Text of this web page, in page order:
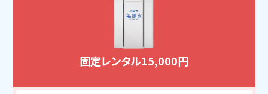
固定レンタル15,000円